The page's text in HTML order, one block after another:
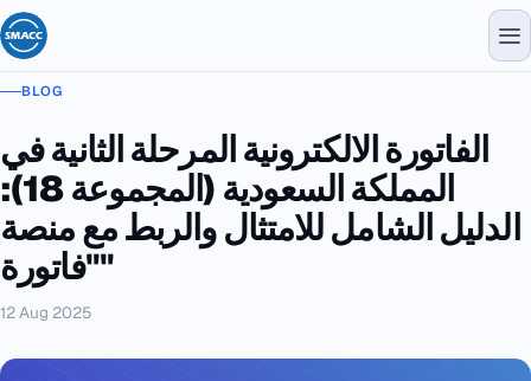
BLOG
الفاتورة الالكترونية المرحلة الثانية في
المملكة السعودية (المجموعة 18):
الدليل الشامل للامتثال والربط مع منصة
"فاتورة"
12 Aug 2025